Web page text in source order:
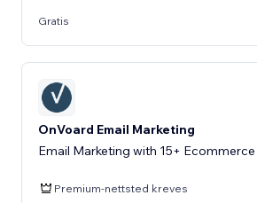
Gratis
OnVoard Email Marketing
Email Marketing with 15+
Premium-nettsted kreves